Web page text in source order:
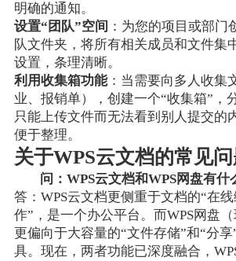
明确的通知。
设置“团队”空间 ：为您的项目或部门
队文件夹，将所有相关成员和文件集
设置，条理清晰。
利用收集箱功能：当需要向多人收集
业、报销单），创建一个“收集箱”，
只能上传文件而无法看到别人提交的
便于整理。
关于WPS云文档的常见
问：WPS云文档和WPS网盘有什
答：WPS云文档更侧重于文档的“在
作”，是一个办公平台。而WPS网盘（
更偏向于大容量的“文件存储”和“分
具。现在，两者功能已深度融合，